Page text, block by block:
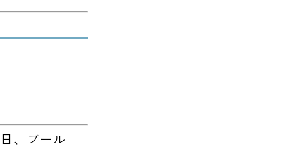
、プール